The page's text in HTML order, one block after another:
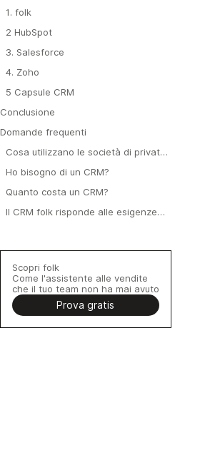
1. folk
2 HubSpot
3. Salesforce
4. Zoho
5 Capsule CRM
Conclusione
Domande frequenti
Cosa utilizzano le società di private
Ho bisogno di un CRM?
Quanto costa un CRM?
Il CRM folk risponde alle esigenze
Scopri folk
Come l'assistente alle vendite
che il tuo team non ha mai avuto
Prova gratis